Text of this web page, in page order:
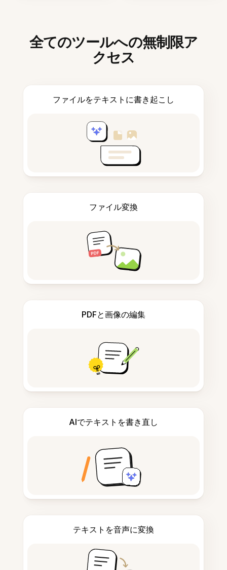
全てのツールへの無制限ア
クセス
ファイルをテキストに書き起こし
ファイル変換
PDFと画像の編集
AIでテキストを書き直し
テキストを音声に変換